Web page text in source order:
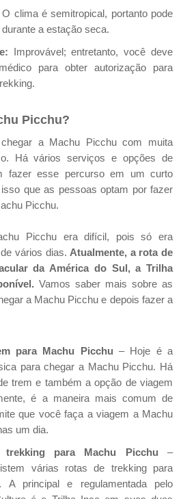
O clima é semitropical, portanto pode
a estação seca.
Improvável; entretanto, você deve
para obter autorização para
Picchu?
a Machu Picchu com muita
Há vários serviços e opções de
fazer esse percurso em um curto
que as pessoas optam por fazer
Picchu.
Picchu era difícil, pois só era
vários dias.Atualmente, a rota de
da América do Sul, a Trilha
Vamos saber mais sobre as
a Machu Picchu e depois fazer a
para Machu Picchu – Hoje é a
para chegar a Machu Picchu. Há
trem e também a opção de viagem
é a maneira mais comum de
que você faça a viagem a Machu
um dia.
para Machu Picchu –
várias rotas de trekking para
A principal e regulamentada pelo